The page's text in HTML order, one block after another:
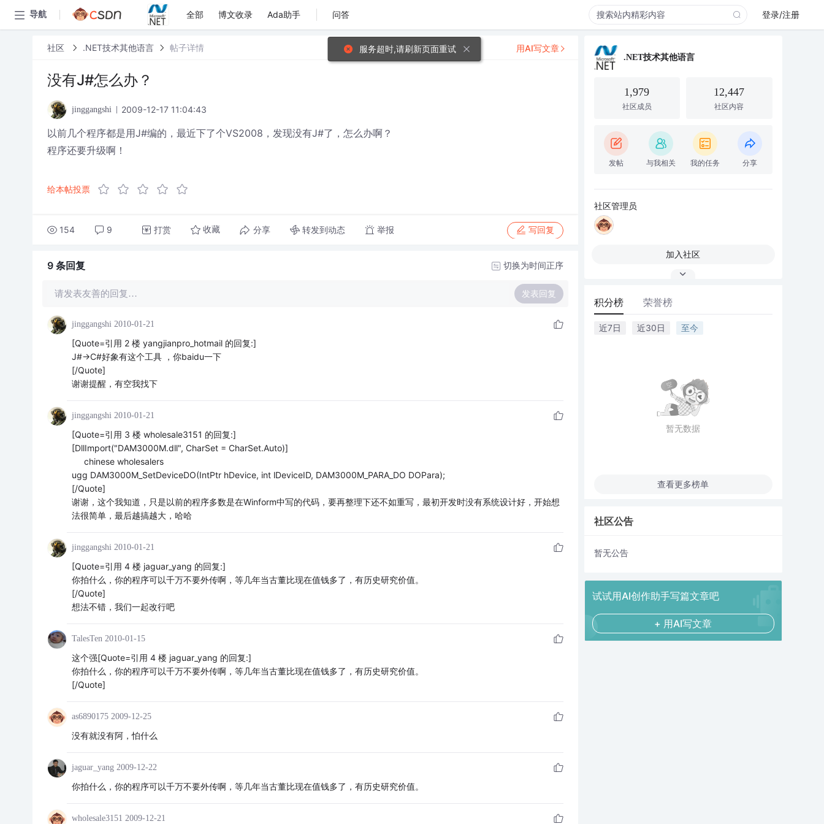
导航 全部 博文收录 Ada助手 问答 登录/注册
社区 .NET技术其他语言 帖子详情
没有J#怎么办？
jinggangshi 2009-12-17 11:04:43
以前几个程序都是用J#编的，最近下了个VS2008，发现没有J#了，怎么办啊？
程序还要升级啊！
给本帖投票
154 9 打赏 收藏 分享 转发到动态 举报 写回复
用AI写文章
9 条回复 切换为时间正序
请发表友善的回复… 发表回复
jinggangshi 2010-01-21
[Quote=引用 2 楼 yangjianpro_hotmail 的回复:]
J#->C#好象有这个工具 ，你baidu一下
[/Quote]
谢谢提醒，有空我找下
jinggangshi 2010-01-21
[Quote=引用 3 楼 wholesale3151 的回复:]
[DllImport("DAM3000M.dll", CharSet = CharSet.Auto)]
chinese wholesalers
ugg DAM3000M_SetDeviceDO(IntPtr hDevice, int lDeviceID, DAM3000M_PARA_DO DOPara);
[/Quote]
谢谢，这个我知道，只是以前的程序多数是在Winform中写的代码，要再整理下还不如重写，最初开发时没有系统设计好，开始想
法很简单，最后越搞越大，哈哈
jinggangshi 2010-01-21
[Quote=引用 4 楼 jaguar_yang 的回复:]
你拍什么，你的程序可以千万不要外传啊，等几年当古董比现在值钱多了，有历史研究价值。
[/Quote]
想法不错，我们一起改行吧
TalesTen 2010-01-15
这个强[Quote=引用 4 楼 jaguar_yang 的回复:]
你拍什么，你的程序可以千万不要外传啊，等几年当古董比现在值钱多了，有历史研究价值。
[/Quote]
as6890175 2009-12-25
没有就没有阿，怕什么
jaguar_yang 2009-12-22
你拍什么，你的程序可以千万不要外传啊，等几年当古董比现在值钱多了，有历史研究价值。
wholesale3151 2009-12-21
.NET技术其他语言
1,979
社区成员
12,447
社区内容
发帖 与我相关 我的任务 分享
社区管理员
加入社区
积分榜 荣誉榜
近7日 近30日 至今
暂无数据
查看更多榜单
社区公告
暂无公告
试试用AI创作助手写篇文章吧
+ 用AI写文章
服务超时,请刷新页面重试